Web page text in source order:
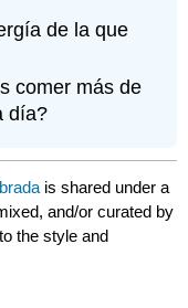
de la que
comer más de
día?
is shared under a
and/or curated by
the style and